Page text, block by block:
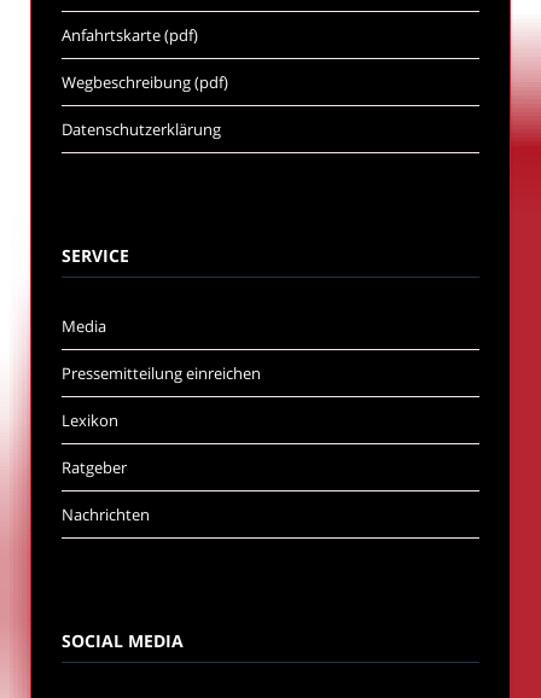
Anfahrtskarte (pdf)
Wegbeschreibung (pdf)
Datenschutzerklärung
SERVICE
Media
Pressemitteilung einreichen
Lexikon
Ratgeber
Nachrichten
SOCIAL MEDIA